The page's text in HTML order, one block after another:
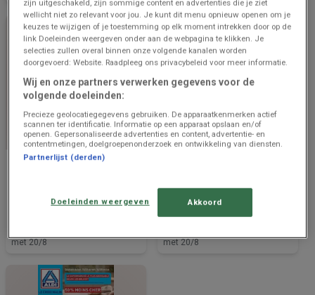
BINNENKORT BESCHIKBAAR
les clients
met 20/8
BINNENKORT BESCHIKBAAR
Bonnes affaires et offres
actuelles
Prijsgegevens
met 20/8
zijn uitgeschakeld, zijn sommige content en advertenties die je ziet
wellicht niet zo relevant voor jou. Je kunt dit menu opnieuw openen om je
keuzes te wijzigen of je toestemming op elk moment intrekken door op de
link Doeleinden weergeven onder aan de webpagina te klikken. Je
selecties zullen overal binnen onze volgende kanalen worden
doorgevoerd: Website. Raadpleeg ons privacybeleid voor meer informatie.
Wij en onze partners verwerken gegevens voor de
volgende doeleinden:
Precieze geolocatiegegevens gebruiken. De apparaatkenmerken actief
scannen ter identificatie. Informatie op een apparaat opslaan en/of
openen. Gepersonaliseerde advertenties en content, advertentie- en
contentmetingen, doelgroepenonderzoek en ontwikkeling van diensten.
Partnerlijst (derden)
Doeleinden weergeven Akkoord